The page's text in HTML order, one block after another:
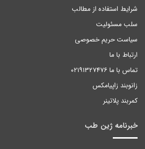
شرایط استفاده از مطالب
سلب مسئولیت
سیاست حریم خصوصی
ارتباط با ما
تماس با ما ۰۲۱۹۱۳۲۷۴۷۶
زانوبند زاپیامکس
کمربند پلاتینر
خبرنامه ژین طب